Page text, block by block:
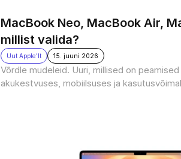
MacBook Neo, MacBook Air,
millist valida?
Uut Apple'lt 15. juuni 2026
Võrdle mudeleid. Uuri, millised on
akukestvuses, mobiilsuses ja